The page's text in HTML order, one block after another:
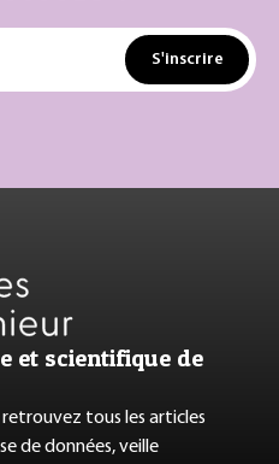
S'inscrire
et scientifique de
retrouvez tous les articles
de données, veille